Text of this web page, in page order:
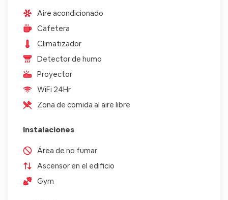
Aire acondicionado
Cafetera
Climatizador
Detector de humo
Proyector
WiFi 24Hr
Zona de comida al aire libre
Instalaciones
Área de no fumar
Ascensor en el edificio
Gym